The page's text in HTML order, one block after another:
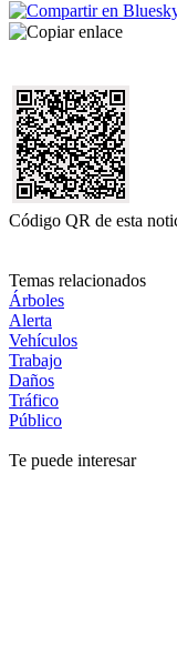
Código QR de esta
Temas relacionados
Árboles
Alerta
Vehículos
Trabajo
Daños
Tráfico
Público
Te puede interesar